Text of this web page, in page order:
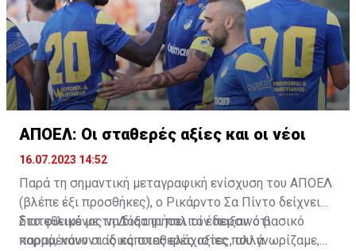
ΑΠΟΕΛ: Οι σταθερές αξίες και οι νέοι
16.07.2023 14:52
Παρά τη σημαντική μεταγραφική ενίσχυση του ΑΠΟΕΛ
(βλέπε έξι προσθήκες), ο Ρικάρντο Σα Πίντο δείχνει
διατεθειμένος να διατηρήσει τον περσινό βασικό
κορμό, κάνοντας κάποιες ελάχιστες, αλλά
Στο φιλικό με τη Δόξα οι παλιοί έδειξαν ότι
παραμένουν οι ίδιες σταθερές αξίες που γνωρίζαμε,